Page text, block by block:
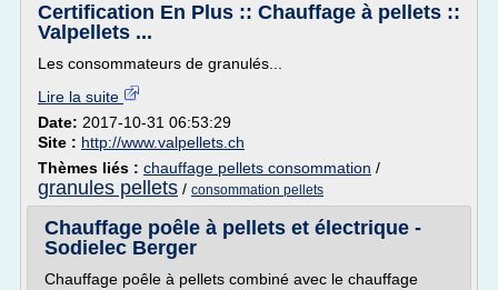
Certification En Plus :: Chauffage à pellets ::
Valpellets ...
Les consommateurs de granulés...
Lire la suite
Date: 2017-10-31 06:53:29
Site : http://www.valpellets.ch
Thèmes liés : chauffage pellets consommation /
granules pellets / consommation pellets
Chauffage poêle à pellets et électrique -
Sodielec Berger
Chauffage poêle à pellets combiné avec le chauffage